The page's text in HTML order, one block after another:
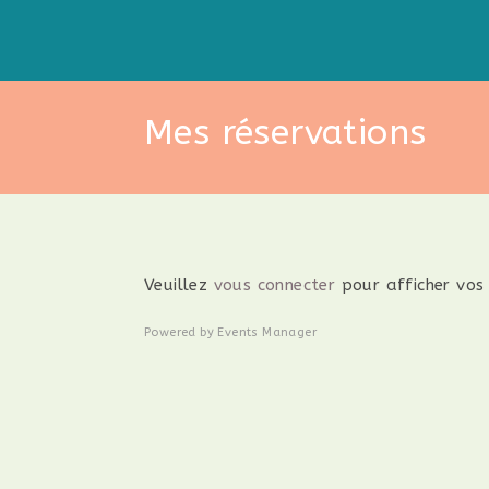
Mes réservations
Veuillez vous connecter pour afficher vos
Powered by Events Manager